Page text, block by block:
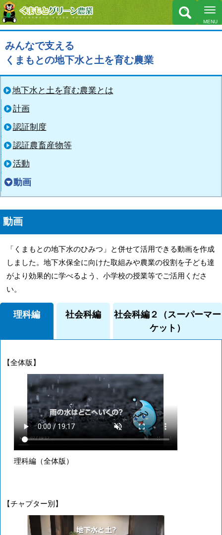
みんなで支える
くまもとの地下水と土を育む農業
地下水と土を育む農業とは
計画
認証制度
認証農畜産物等
活動
動画
動画
「くまもとの地下水のひみつ」と併せて活用できる動画を作成
しました。地下水保全に向けた取組みや農業の役割を子ども達
がより効果的に学べるよう、小学校の授業等でご活用くださ
い。
理科編 社会科編
社会科編２（スーパーマー
ケット）
【全体版】
理科編（全体版）
【チャプター別】